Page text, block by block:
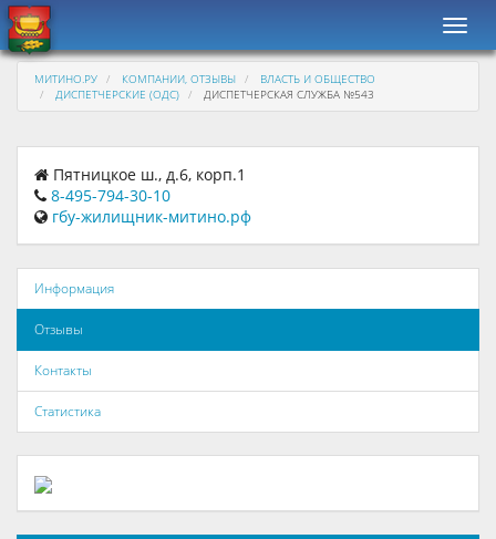
МИТИНО.РУ КОМПАНИИ, ОТЗЫВЫ
ВЛАСТЬ И ОБЩЕСТВО
ДИСПЕТЧЕРСКИЕ (ОДС)
ДИСПЕТЧЕРСКАЯ СЛУЖБА №543
Пятницкое ш., д.6, корп.1
8-495-794-30-10
гбу-жилищник-митино.рф
Информация
Отзывы
Контакты
Статистика